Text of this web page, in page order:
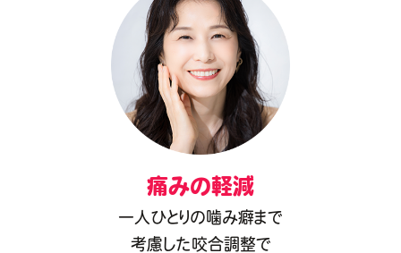
痛みの軽減
一人ひとりの噛み癖まで
考慮した咬合調整で